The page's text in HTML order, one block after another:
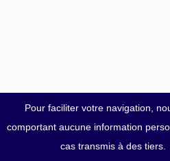
Pour faciliter votre navigation,
comportant aucune information
cas transmis à des tiers.